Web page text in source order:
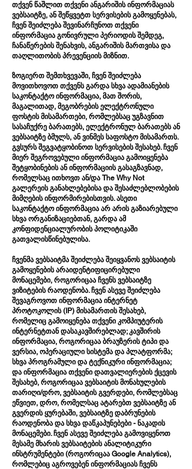
თქვენ წაშლით თქვენი ანგარიშის ინფორმაციას
ვებსაიტზე, ან შეწყვეტთ სერვისების გამოყენებას,
ჩვენ შეიძლება შევინარჩუნოთ თქვენი
ინფორმაცია გონივრული პერიოდის შემდეგ,
ჩანაწერების შენახვის, ანგარიშის მართვისა და
თაღლითობის პრევენციის მიზნით.
ზოგიერთ შემთხვევაში, ჩვენ შეიძლება
მოვითხოვოთ თქვენს გარდა სხვა ადამიანების
საკონტაქტო ინფორმაცია, მათ შორის,
მაგალითად, მეგობრების ელექტრონული
ფოსტის მისამართები, რომლებსაც უგზავნით
სასაჩუქრე ბარათებს, ელექტრონულ ბარათებს ან
ვებსაიტზე ბმულს, ან ვინმეს საფოსტო მისამართს.
გვსურს შეგვატყობინოთ სერვისების შესახებ. ჩვენ
მიერ შეგროვებული ინფორმაცია გამოიყენება
შეტყობინების ან ინფორმაციის გასაგზავნად,
რომელსაც ითხოვთ ან/და The Why Not
გალერეის განახლებებისა და შესაძლებლობების
მიმღების ინფორმირებისთვის. ასეთი
საკონტაქტო ინფორმაცია არ არის გაზიარებული
სხვა ორგანიზაციებთან, გარდა ამ
კონფიდენციალურობის პოლიტიკაში
გათვალისწინებულისა.
ჩვენმა ვებსაიტმა შეიძლება შეიყვანოს ვებსაიტის
გამოყენების არაიდენტიფიცირებული
მონაცემები, როგორიცაა ჩვენს ვებსაიტზე
ვიზიტების რაოდენობა. ჩვენ ასევე შეიძლება
შევაგროვოთ ინფორმაცია ინტერნეტ
პროტოკოლის (IP) მისამართის შესახებ,
რომელიც გამოიყენება თქვენი კომპიუტერის
ინტერნეტთან დასაკავშირებლად; კავშირის
ინფორმაცია, როგორიცაა ბრაუზერის ტიპი და
ვერსია, ოპერაციული სისტემა და პლატფორმა;
სხვა პროგრამული და ტექნიკური ინფორმაცია;
და ინფორმაცია თქვენი დათვალიერების ქცევის
შესახებ, როგორიცაა ვებსაიტის მონახულების
თარიღი/დრო, ვებსაიტის გვერდები, რომლებსაც
ეწვიეთ, დრო, რომელსაც ატარებთ ვებსაიტზე ან
გვერდის ყურებაში, ვებსაიტზე დაბრუნების
რაოდენობა და სხვა დაწკაპუნებები - ნაკადის
მონაცემები. ჩვენ ასევე შეიძლება გამოვიყენოთ
მესამე მხარის ვებსაიტების ანალიტიკური
ინსტრუმენტები (როგორიცაა Google Analytics),
რომლებიც აგროვებენ ინფორმაციას ჩვენს